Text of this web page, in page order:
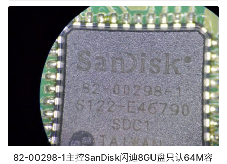
82-00298-1主控SanDisk闪迪8GU盘只认64M容